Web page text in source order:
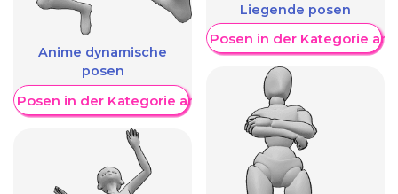
Anime dynamische
posen
Posen in der Kategorie anzeigen
Liegende posen
Weitere Posen in der Kategorie